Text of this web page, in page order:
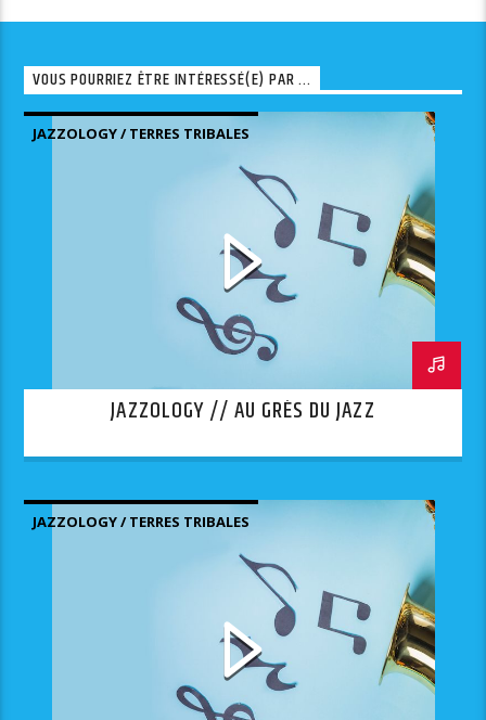
VOUS POURRIEZ ÊTRE INTÉRESSÉ(E) PAR ...
JAZZOLOGY / TERRES TRIBALES
JAZZOLOGY // AU GRÈS DU JAZZ
JAZZOLOGY / TERRES TRIBALES